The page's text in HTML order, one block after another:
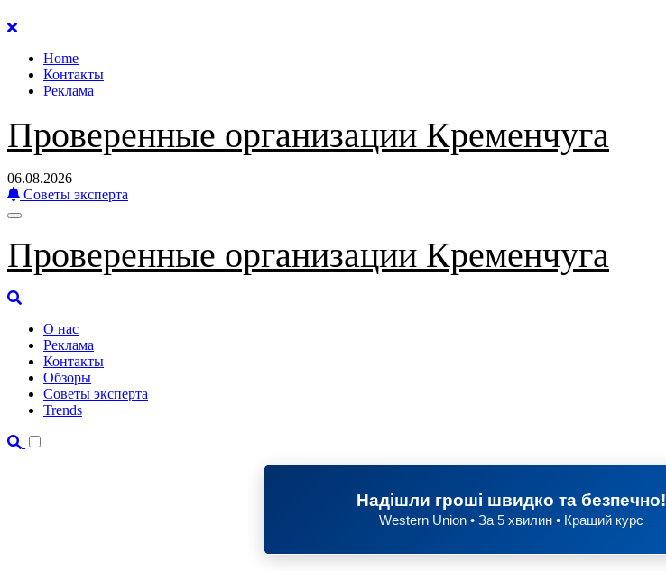
Перейти
содержанию
Home
Контакты
Реклама
Проверенные организации Кременчуга
06.08.2026
Советы эксперта
Проверенные организации Кременчуга
О нас
Реклама
Контакты
Обзоры
Советы эксперта
Trends
Надішли гроші швидко та безпечно!
Western Union • За 5 хвилин • Кращий курс